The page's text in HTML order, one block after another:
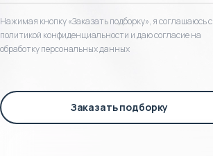
Нажимая кнопку «Заказать подборку», я соглашаюсь с
политикой конфиденциальности и даю согласие на
обработку персональных данных
Заказать подборку